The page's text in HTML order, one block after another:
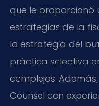
que le proporcionó
estrategias de la
la estrategia del
práctica selectiva
complejos.
Counsel con